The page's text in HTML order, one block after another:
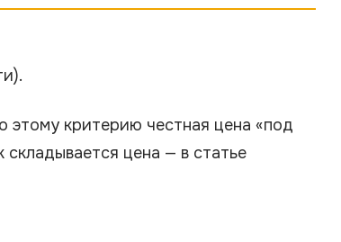
этому критерию честная цена «под
цена — в статье